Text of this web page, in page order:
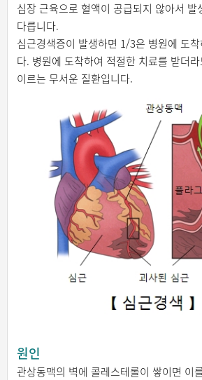
심장 근육으로 혈액이 공급되지 않아서 발
다릅니다.
심근경색증이 발생하면 1/3은 병원에 도
다. 병원에 도착하여 적절한 치료를 받더
이르는 무서운 질환입니다.
원인
관상동맥의 벽에 콜레스테롤이 쌓이면 이